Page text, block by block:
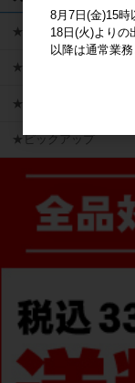
★キャラクターグッズ
★新商品
★かえるのピクルス
★ピックアップ
8月7日(金)15
18日(火)よりの
以降は通常業務